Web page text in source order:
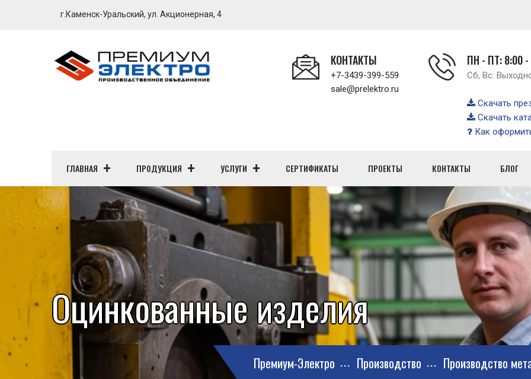
г.Каменск-Уральский, ул. Акционерная, 4
КОНТАКТЫ
+7-3439-399-559
sale@prelektro.ru
ПН - ПТ: 8:00 -
Сб, Вс:
Скачать
Скачать
Как
ГЛАВНАЯ ПРОДУКЦИЯ УСЛУГИ СЕРТИФИКАТЫ ПРОЕКТЫ КОНТАКТЫ БЛОГ
Оцинкованные изделия
Премиум-Электро Производство Производство